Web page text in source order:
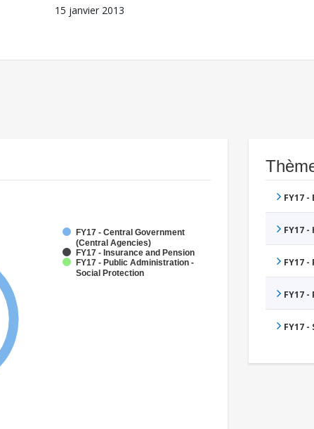
15 janvier 2013
FY17 - Central Government
(Central Agencies)
FY17 - Insurance and Pension
FY17 - Public Administration -
Social Protection
FY17
FY17
FY17
FY17
FY17